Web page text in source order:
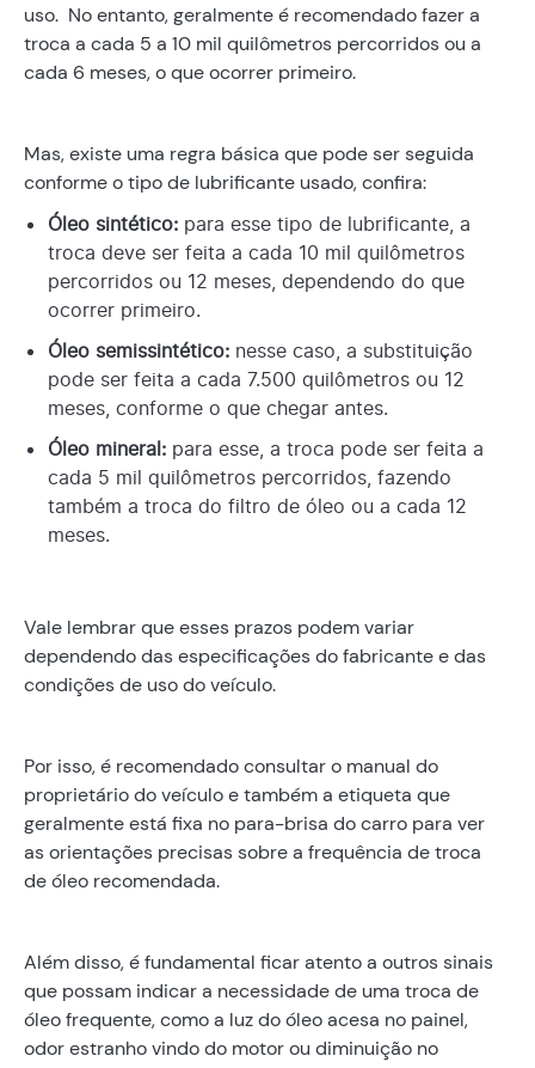
uso. No entanto, geralmente é recomendado fazer a
troca a cada 5 a 10 mil quilômetros percorridos ou a
cada 6 meses, o que ocorrer primeiro.
Mas, existe uma regra básica que pode ser seguida
conforme o tipo de lubrificante usado, confira:
Óleo sintético: para esse tipo de lubrificante, a
troca deve ser feita a cada 10 mil quilômetros
percorridos ou 12 meses, dependendo do que
ocorrer primeiro.
Óleo semissintético: nesse caso, a substituição
pode ser feita a cada 7.500 quilômetros ou 12
meses, conforme o que chegar antes.
Óleo mineral: para esse, a troca pode ser feita a
cada 5 mil quilômetros percorridos, fazendo
também a troca do filtro de óleo ou a cada 12
meses.
Vale lembrar que esses prazos podem variar
dependendo das especificações do fabricante e das
condições de uso do veículo.
Por isso, é recomendado consultar o manual do
proprietário do veículo e também a etiqueta que
geralmente está fixa no para-brisa do carro para ver
as orientações precisas sobre a frequência de troca
de óleo recomendada.
Além disso, é fundamental ficar atento a outros sinais
que possam indicar a necessidade de uma troca de
óleo frequente, como a luz do óleo acesa no painel,
odor estranho vindo do motor ou diminuição no